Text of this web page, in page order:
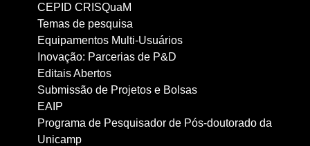
CEPID CRISQuaM
Temas de pesquisa
Equipamentos Multi-Usuários
Inovação: Parcerias de P&D
Editais Abertos
Submissão de Projetos e Bolsas
EAIP
Programa de Pesquisador de Pós-doutorado da
Unicamp